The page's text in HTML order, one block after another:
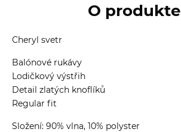
O produkte
Cheryl svetr
Balónové rukávy
Lodičkový výstřih
Detail zlatých knoflíků
Regular fit
Složení: 90% vlna, 10% polyster